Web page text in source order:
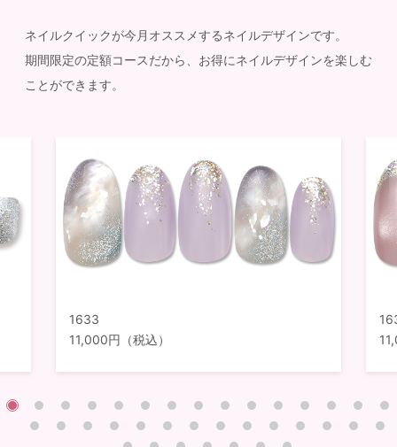
ネイルクイックが今月オススメするネイルデザインです。
期間限定の定額コースだから、お得にネイルデザインを楽しむ
ことができます。
1633
11,000円（税込）